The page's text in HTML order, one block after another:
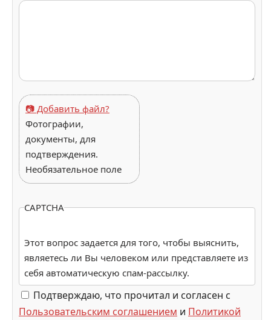
📷 Добавить файл?
Фотографии,
документы, для
подтверждения.
Необязательное поле
CAPTCHA
Этот вопрос задается для того, чтобы выяснить,
являетесь ли Вы человеком или представляете из
себя автоматическую спам-рассылку.
Подтверждаю, что прочитал и согласен с
Пользовательским соглашением и Политикой